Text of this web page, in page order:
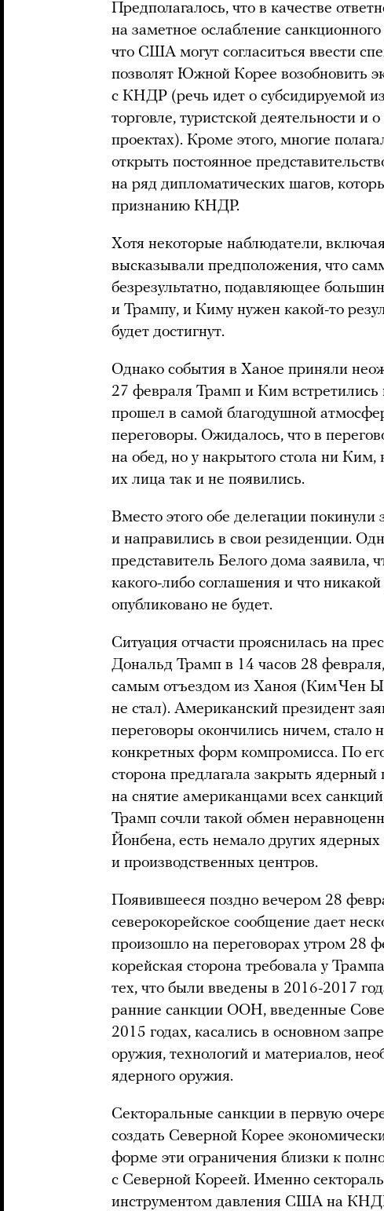
Предполагалось, что в качестве
на заметное ослабление
что США могут согласиться ввести
позволят Южной Корее возобновить
с КНДР (речь идет о субсидируемой
торговле, туристской деятельности и
проектах). Кроме этого, многие
открыть постоянное
на ряд дипломатических шагов,
признанию КНДР.
Хотя некоторые наблюдатели,
высказывали предположения, что
безрезультатно, подавляющее
и Трампу, и Киму нужен какой-то
будет достигнут.
Однако события в Ханое приняли
27 февраля Трамп и Ким встретились
прошел в самой благодушной
переговоры. Ожидалось, что в
на обед, но у накрытого стола ни
их лица так и не появились.
Вместо этого обе делегации покинули
и направились в свои резиденции.
представитель Белого дома заявила,
какого-либо соглашения и что
опубликовано не будет.
Ситуация отчасти прояснилась на
Дональд Трамп в 14 часов 28
самым отъездом из Ханоя (Ким Чен
не стал). Американский президент
переговоры окончились ничем, стало
конкретных форм компромисса. По
сторона предлагала закрыть
на снятие американцами всех
Трамп сочли такой обмен
Йонбена, есть немало других ядерных
и производственных центров.
Появившееся поздно вечером 28
северокорейское сообщение дает
произошло на переговорах утром 28
корейская сторона требовала у
тех, что были введены в 2016-2017
ранние санкции ООН, введенные
2015 годах, касались в основном
оружия, технологий и материалов,
ядерного оружия.
Секторальные санкции в первую
создать Северной Корее
форме эти ограничения близки к
с Северной Кореей. Именно
инструментом давления США на